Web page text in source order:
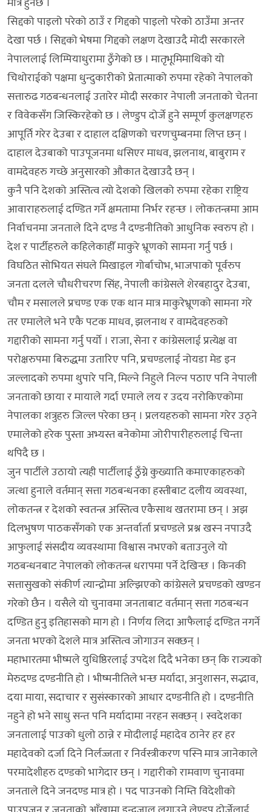
सिद्दको पाइलो परेको ठाउँ र गिद्दको पाइलो परेको ठाउँमा अन्तर
देखा पर्छ । सिद्दको भेषमा गिद्दको लक्षण देखाउदै मोदी सरकारले
नेपाललाई लिम्पियाधुरामा ठुँगेको छ । मातृभूमिमाथिको यो
चिथोराईको पक्षमा धुन्दुकारीको प्रेतात्माको रुपमा रहेको नेपालको
सत्तारुढ गठबन्धनलाई उतारेर मोदी सरकार नेपाली जनताको चेतना
र विवेकसँग जिस्किरहेको छ । लेण्डुप दोर्जे हुने सम्पूर्ण कुलक्षणहरु
आपूर्ति गरेर देउबा र दाहाल दक्षिणको चरणचुम्बनमा लिप्त छन् ।
दाहाल देउबाको पाउपूजनमा धसिएर माधव, झलनाथ, बाबुराम र
वामदेवहरु गच्छे अनुसारको औकात देखाउदै छन् ।
कुनै पनि देशको अस्तित्व त्यो देशको खिलको रुपमा रहेका राष्ट्रिय
आवाराहरुलाई दण्डित गर्ने क्षमतामा निर्भर रहन्छ । लोकतन्त्रमा आम
निर्वाचनमा जनताले दिने दण्ड नै दण्डनीतिको आधुनिक स्वरुप हो ।
देश र पार्टीहरुले कहिलेकाहीँ माकुरे भ्रूणको सामना गर्नु पर्छ ।
विघठित सोभियत संघले मिखाइल गोर्बाचोभ, भाजपाको पूर्वरुप
जनता दलले चौधरीचरण सिंह, नेपाली कांग्रेसले शेरबहादुर देउबा,
चौम र मसालले प्रचण्ड एक एक थान मात्र माकुरेभ्रूणको सामना गरे
तर एमालेले भने एकै पटक माधव, झलनाथ र वामदेवहरुको
गद्दारीको सामना गर्नु पर्यो । राजा, सेना र कांग्रेसलाई प्रत्येक्ष वा
परोक्षरुपमा बिरुद्धमा उतारिए पनि, प्रचण्डलाई नोयडा मेड इन
जल्लादको रुपमा थुपारे पनि, मिल्ने निहुले निल्न पठाए पनि नेपाली
जनताको छाया र मायाले गर्दा एमाले लय र उदय नरोकिएकोमा
नेपालका शत्रुहरु जिल्ल परेका छन् । प्रलयहरुको सामना गरेर उठ्ने
एमालेको हरेक पुस्ता अभ्यस्त बनेकोमा जोरीपारीहरुलाई चिन्ता
थपिदै छ ।
जुन पार्टीले उठायो त्यही पार्टीलाई ठुँग्ने कुख्याति कमाएकाहरुको
जत्था हुनाले वर्तमान् सत्ता गठबन्धनका हस्तीबाट दलीय व्यवस्था,
लोकतन्त्र र देशको स्वतन्त्र अस्तित्व एकैसाथ खतरामा छन् । अझ
दिलभुषण पाठकसँगको एक अन्तर्वार्ता प्रचण्डले प्रश्न खस्न नपाउदै
आफुलाई संसदीय व्यवस्थामा विश्वास नभएको बताउनुले यो
गठबन्धनबाट नेपालको लोकतन्त्र धरापमा पर्ने देखिन्छ । किनकी
सत्तासुखको संकीर्ण त्यान्द्रोमा अल्झिएको कांग्रेसले प्रचण्डको खण्डन
गरेको छैन । यसैले यो चुनावमा जनताबाट वर्तमान् सत्ता गठबन्धन
दण्डित हुनु इतिहासको माग हो । निर्णय लिदा आफैलाई दण्डित नगर्ने
जनता भएको देशले मात्र अस्तित्व जोगाउन सक्छन् ।
महाभारतमा भीष्मले युधिष्ठिरलाई उपदेश दिदै भनेका छन् कि राज्यको
मेरुदण्ड दण्डनीति हो । भीष्मनीतिले भन्छ मर्यादा, अनुशासन, सद्भाव,
दया माया, सदाचार र सुसंस्कारको आधार दण्डनीति हो । दण्डनीति
नहुने हो भने साधु सन्त पनि मर्यादामा नरहन सक्छन् । स्वदेशका
जनतालाई पाउको धुलो ठान्ने र मोदीलाई महादेव ठानेर हर हर
महादेवको दर्जा दिने निर्लज्जता र निर्वस्त्रीकरण पस्नि मात्र जानेकाले
परमादेशीहरु दण्डको भागेदार छन् । गद्दारीको रामवाण चुनावमा
जनताले दिने जनदण्ड मात्र हो । पद पाउनको निम्ति विदेशीको